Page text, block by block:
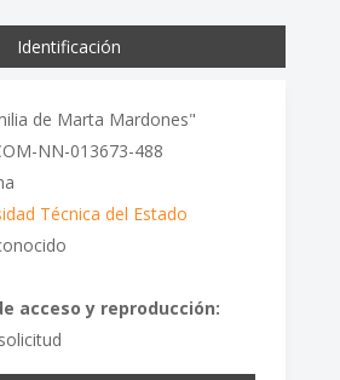
Identificación
de Marta Mardones"
NN-013673-488
Técnica del Estado
acceso y reproducción: